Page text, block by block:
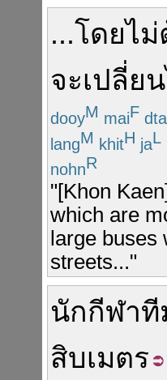
...โดยไม่
จะเปลี่ย
dooyM maiF
langM khitH jaL
nohnR
"[Khon
which are
large buses
streets..."
นักกีฬาที
สิบเมตร